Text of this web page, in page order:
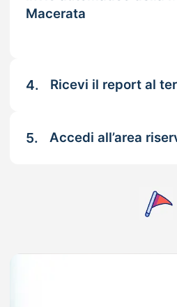
Macerata
4. Ricevi il report al
5. Accedi all’area